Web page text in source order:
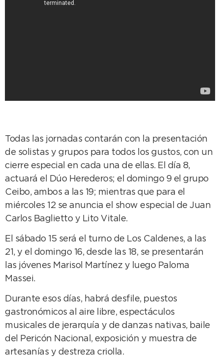
Todas las jornadas contarán con la presentación
de solistas y grupos para todos los gustos, con un
cierre especial en cada una de ellas. El día 8,
actuará el Dúo Herederos; el domingo 9 el grupo
Ceibo, ambos a las 19; mientras que para el
miércoles 12 se anuncia el show especial de Juan
Carlos Baglietto y Lito Vitale.
El sábado 15 será el turno de Los Caldenes, a las
21, y el domingo 16, desde las 18, se presentarán
las jóvenes Marisol Martínez y luego Paloma
Massei.
Durante esos días, habrá desfile, puestos
gastronómicos al aire libre, espectáculos
musicales de jerarquía y de danzas nativas, baile
del Pericón Nacional, exposición y muestra de
artesanías y destreza criolla.